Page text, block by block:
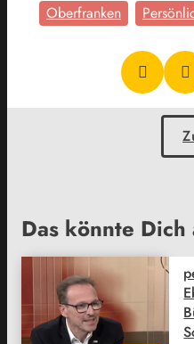
Oberfranken
Das könnte